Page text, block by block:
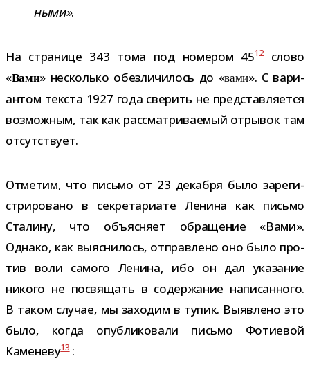
ными».
На стра­нице 343 тома под номе­ром 4512слово
«Вами» несколько обез­ли­чи­лось до «вами». С вари­
ан­том тек­ста 1927 года све­рить не пред­став­ля­ется
воз­мож­ным, так как рас­смат­ри­ва­е­мый отры­вок там
отсутствует.
Отметим, что письмо от 23 декабря было заре­ги­
стри­ро­вано в сек­ре­та­ри­ате Ленина как письмо
Сталину, что объ­яс­няет обра­ще­ние «Вами».
Однако, как выяс­ни­лось, отправ­лено оно было про­
тив воли самого Ленина, ибо он дал ука­за­ние
никого не посвя­щать в содер­жа­ние напи­сан­ного.
В таком слу­чае, мы захо­дим в тупик. Выявлено это
было, когда опуб­ли­ко­вали письмо Фотиевой
Каменеву13: